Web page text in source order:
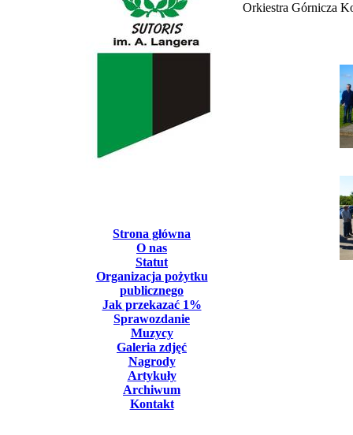
Strona główna
O nas
Statut
Organizacja pożytku
publicznego
Jak przekazać 1%
Sprawozdanie
Muzycy
Galeria zdjęć
Nagrody
Artykuły
Archiwum
Kontakt
Orkiestra Górnicza